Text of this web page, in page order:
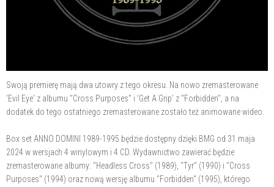
Swoją premierę mają dwa utowry z tego okresu. Na nowo zremasterowane
'Evil Eye' z albumu "Cross Purposes" i 'Get A Grip' z "Forbidden", a na
dodatek do tego ostatniego zremasterowane zostało też animowane wideo.
Box set ANNO DOMINI 1989-1995 będzie dostępny dzięki BMG od 31 maja
2024 w wersjach 4 winylowym i 4 CD. Wydawnictwo zawierać będzie
zremasterowane albumy: "Headless Cross" (1989), "Tyr" (1990) i "Cross
Purposes" (1994) oraz nową wersję albumu "Forbidden" (1995), którego